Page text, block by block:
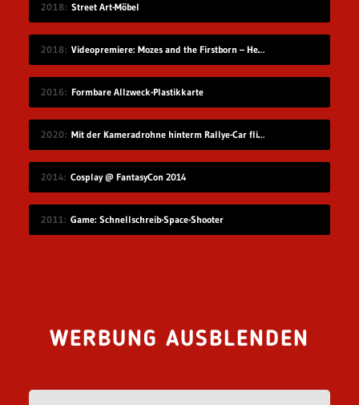
2018 Street Art-Möbel
2018 Videopremiere: Mozes and the Firstborn – Hello
2016 Formbare Allzweck-Plastikkarte
2020 Mit der Kameradrohne hinterm Rallye-Car fliegen
2014 Cosplay @ FantasyCon 2014
2011 Game: Schnellschreib-Space-Shooter
WERBUNG AUSBLENDEN